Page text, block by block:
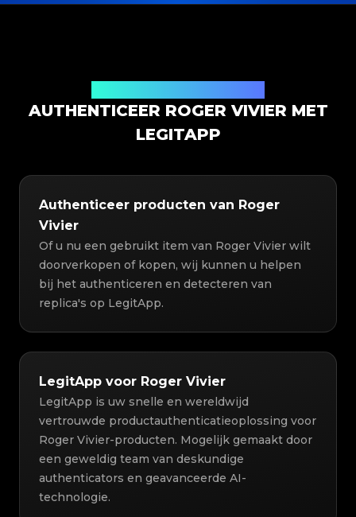
AUTHENTICEER ROGER VIVIER MET
LEGITAPP
Authenticeer producten van Roger
Vivier
Of u nu een gebruikt item van Roger Vivier wilt
doorverkopen of kopen, wij kunnen u helpen
bij het authenticeren en detecteren van
replica's op LegitApp.
LegitApp voor Roger Vivier
LegitApp is uw snelle en wereldwijd
vertrouwde productauthenticatieoplossing voor
Roger Vivier-producten. Mogelijk gemaakt door
een geweldig team van deskundige
authenticators en geavanceerde AI-
technologie.